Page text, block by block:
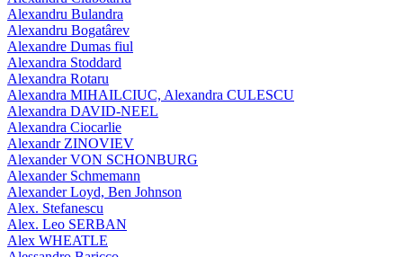
Alexandru Bulandra
Alexandru Bogatârev
Alexandre Dumas fiul
Alexandra Stoddard
Alexandra Rotaru
Alexandra MIHAILCIUC, Alexandra CULESCU
Alexandra DAVID-NEEL
Alexandra Ciocarlie
Alexandr ZINOVIEV
Alexander VON SCHONBURG
Alexander Schmemann
Alexander Loyd, Ben Johnson
Alex. Stefanescu
Alex. Leo SERBAN
Alex WHEATLE